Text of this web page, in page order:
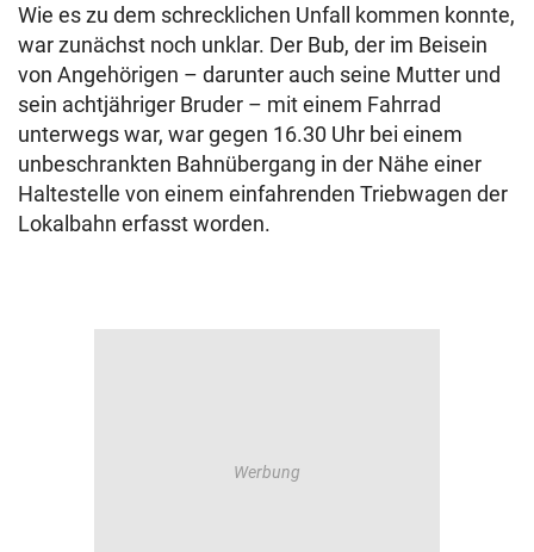
Wie es zu dem schrecklichen Unfall kommen konnte,
war zunächst noch unklar. Der Bub, der im Beisein
von Angehörigen – darunter auch seine Mutter und
sein achtjähriger Bruder – mit einem Fahrrad
unterwegs war, war gegen 16.30 Uhr bei einem
unbeschrankten Bahnübergang in der Nähe einer
Haltestelle von einem einfahrenden Triebwagen der
Lokalbahn erfasst worden.